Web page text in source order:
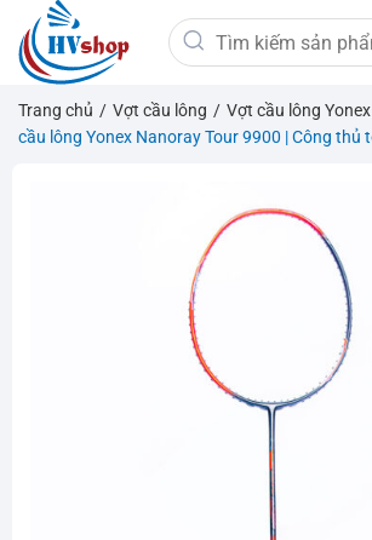
qua
nội
dung
Tìm
kiếm:
Trang chủ / Vợt cầu lông / Vợt cầu lông Yonex
cầu lông Yonex Nanoray Tour 9900 | Công thủ